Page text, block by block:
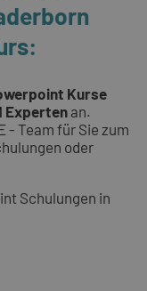
Kurse
Expertenan.
- Team für Sie zum
oder
Schulungen in